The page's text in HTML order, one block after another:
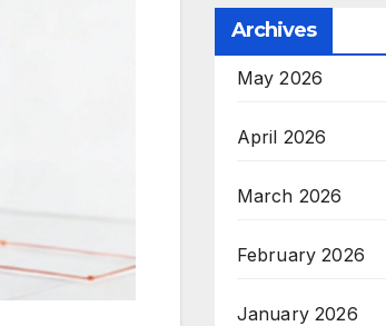
Archives
May 2026
April 2026
March 2026
February 2026
January 2026